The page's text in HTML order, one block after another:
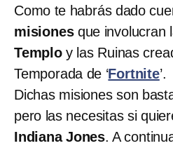
Como te habrás dado
misionesque involucran
Temploy las Ruinas
Temporada de ‘Fortnite’.
Dichas misiones son
pero las necesitas si
Indiana Jones. A